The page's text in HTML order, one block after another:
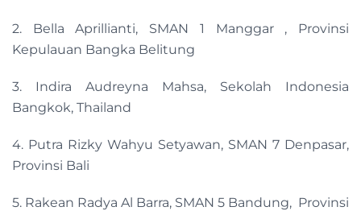
2. Bella Aprillianti, SMAN 1 Manggar , Provinsi
Kepulauan Bangka Belitung
3. Indira Audreyna Mahsa, Sekolah Indonesia
Bangkok, Thailand
4. Putra Rizky Wahyu Setyawan, SMAN 7 Denpasar,
Provinsi Bali
5. Rakean Radya Al Barra, SMAN 5 Bandung, Provinsi